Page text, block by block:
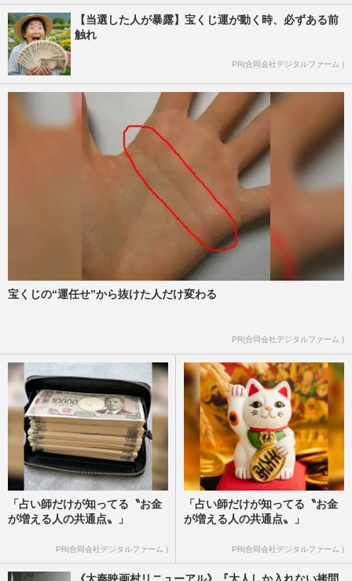
【当選した人が暴露】宝くじ運が動く時、必ずある前
触れ
PR(合同会社デジタルファーム )
宝くじの“運任せ”から抜けた人だけ変わる
PR(合同会社デジタルファーム )
「占い師だけが知ってる〝お金
が増える人の共通点〟」
PR(合同会社デジタルファーム )
「占い師だけが知ってる〝お金
が増える人の共通点〟」
PR(合同会社デジタルファーム )
《太秦映画村リニューアル》『大人しか入れない拷問